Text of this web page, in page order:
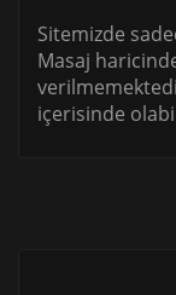
Sitemizde
Masaj
içerisinde